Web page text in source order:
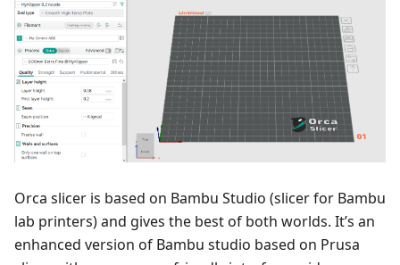
Orca slicer is based on Bambu Studio (slicer for Bambu
lab printers) and gives the best of both worlds. It’s an
enhanced version of Bambu studio based on Prusa